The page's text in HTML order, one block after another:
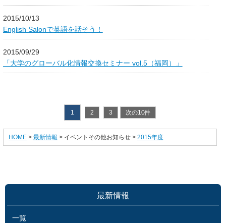
2015/10/13
English Salonで英語を話そう！
2015/09/29
「大学のグローバル化情報交換セミナー vol.5（福岡）」
1 2 3 次の10件
HOME> 最新情報 > イベントその他お知らせ > 2015年度
最新情報
一覧